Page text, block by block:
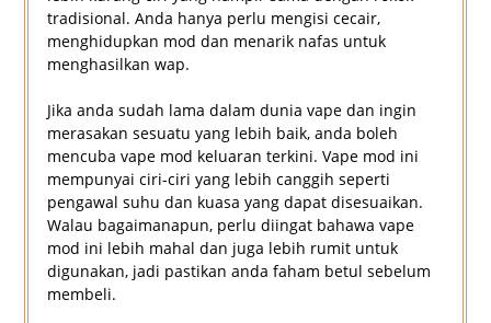
tradisional. Anda hanya perlu mengisi cecair,
menghidupkan mod dan menarik nafas untuk
menghasilkan wap.
Jika anda sudah lama dalam dunia vape dan ingin
merasakan sesuatu yang lebih baik, anda boleh
mencuba vape mod keluaran terkini. Vape mod ini
mempunyai ciri-ciri yang lebih canggih seperti
pengawal suhu dan kuasa yang dapat disesuaikan.
Walau bagaimanapun, perlu diingat bahawa vape
mod ini lebih mahal dan juga lebih rumit untuk
digunakan, jadi pastikan anda faham betul sebelum
membeli.